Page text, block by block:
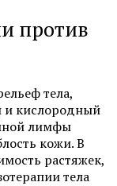
против
тела,
и кислородный
лимфы
кожи. В
растяжек,
тела